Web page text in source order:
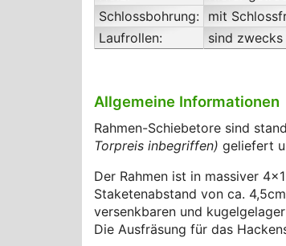
Schlossbohrung: mit
Laufrollen:
sind
Allgemeine Informationen
Rahmen-Schiebetore sind
Torpreis inbegriffen) geliefert
Der Rahmen ist in massiver
Staketenabstand von ca.
versenkbaren und
Die Ausfräsung für das